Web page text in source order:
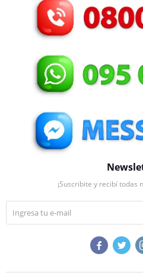
¡Suscribite y recibí todas
 